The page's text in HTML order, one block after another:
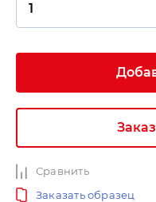
Сравнить
Заказать образец